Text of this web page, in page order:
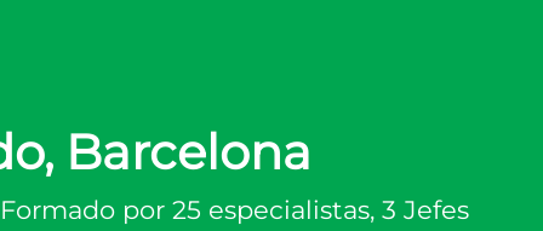
Barcelona
por 25 especialistas, 3 Jefes